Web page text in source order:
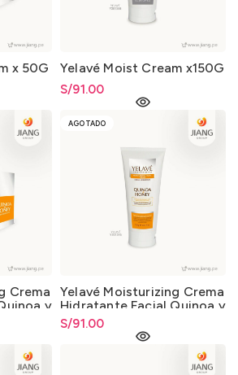
x 50G Yelavé Moist Cream x150G
S/91.00
Crema
y
AGOTADO
Yelavé Moisturizing Crema
Hidratante Facial Quinoa y
Honey 150g
S/91.00